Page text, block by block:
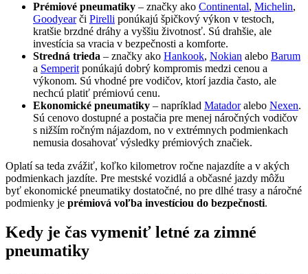
Prémiové pneumatiky – značky ako Continental, Michelin,
Goodyearči Pirelli ponúkajú špičkový výkon v testoch,
kratšie brzdné dráhy a vyššiu životnosť. Sú drahšie, ale
investícia sa vracia v bezpečnosti a komforte.
Stredná trieda – značky ako Hankook, Nokian alebo Barum
a Semperit ponúkajú dobrý kompromis medzi cenou a
výkonom. Sú vhodné pre vodičov, ktorí jazdia často, ale
nechcú platiť prémiovú cenu.
Ekonomické pneumatiky – napríklad Matadoralebo Nexen.
Sú cenovo dostupné a postačia pre menej náročných vodičov
s nižším ročným nájazdom, no v extrémnych podmienkach
nemusia dosahovať výsledky prémiových značiek.
Oplatí sa teda zvážiť, koľko kilometrov ročne najazdíte a v akých
podmienkach jazdíte. Pre mestské vozidlá a občasné jazdy môžu
byť ekonomické pneumatiky dostatočné, no pre dlhé trasy a náročné
podmienky je prémiová voľba investíciou do bezpečnosti.
Kedy je čas vymeniť letné za zimné
pneumatiky